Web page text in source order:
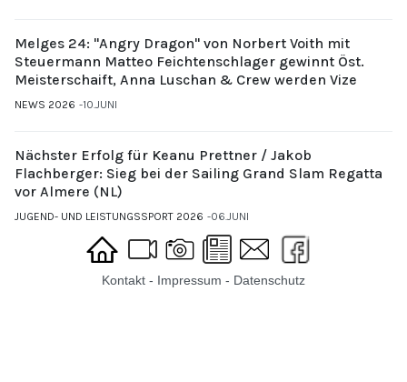
Melges 24: "Angry Dragon" von Norbert Voith mit
Steuermann Matteo Feichtenschlager gewinnt Öst.
Meisterschaift, Anna Luschan & Crew werden Vize
NEWS 2026 10.JUNI
Nächster Erfolg für Keanu Prettner / Jakob
Flachberger: Sieg bei der Sailing Grand Slam Regatta
vor Almere (NL)
JUGEND- UND LEISTUNGSSPORT 2026 06.JUNI
Kontakt - Impressum - Datenschutz